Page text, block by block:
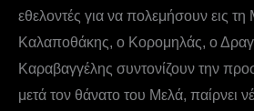
εθελοντές για να πολεμήσουν εις
Καλαποθάκης, ο Κορομηλάς, ο
Καραβαγγέλης συντονίζουν την
μετά τον θάνατο του Μελά, παίρνει